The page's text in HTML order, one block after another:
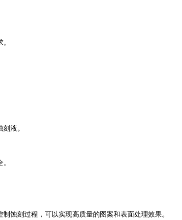
液。
蚀刻过程，可以实现高质量的图案和表面处理效果。